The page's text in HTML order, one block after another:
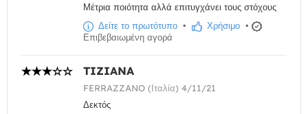
Μέτρια ποιότητα αλλά επιτυγχάνει τους στόχους
Δείτε το πρωτότυπο • Χρήσιμο •
Επιβεβαιωμένη αγορά
TIZIANA
FERRAZZANO (Ιταλία) 4/11/21
Δεκτός